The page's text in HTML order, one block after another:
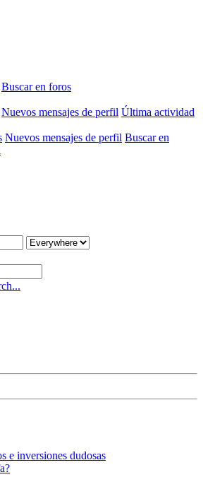
Buscar en foros
Nuevos mensajes de perfil Última actividad
Nuevos mensajes de perfil Buscar en
e inversiones dudosas